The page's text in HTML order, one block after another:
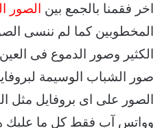
اخر فقمنا بالجمع بين الصور
المخطوبين كما لم ننسى
الكثير وصور الدموع فى
صور الشباب الوسيمة
الصور على اى بروفايل مثل
وواتس آب فقط كل ما عليك